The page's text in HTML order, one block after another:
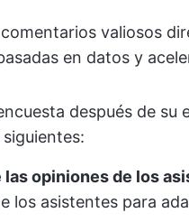
valiosos
en datos y
después de
las opiniones de los
los asistentes para